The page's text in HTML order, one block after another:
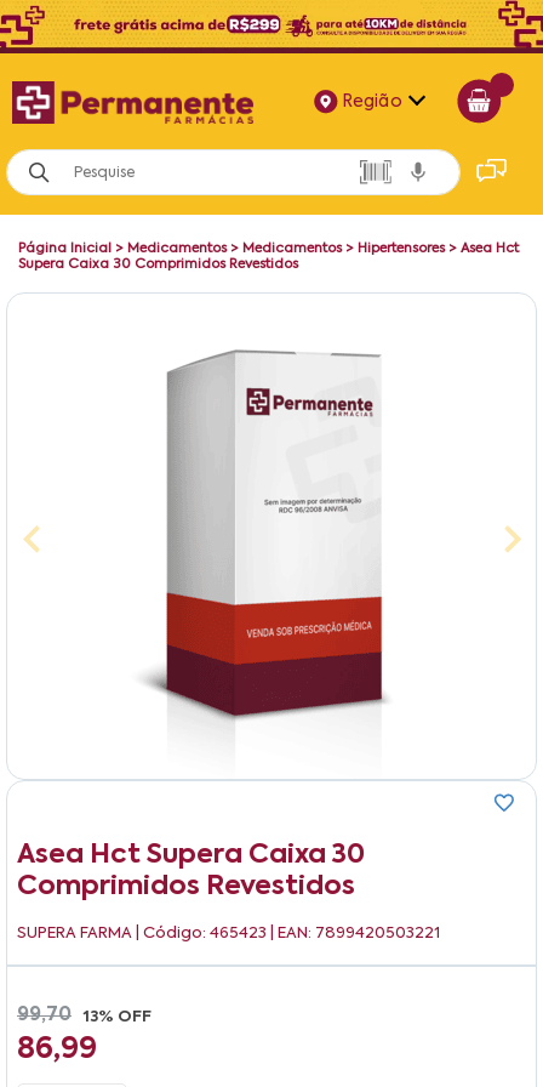
Região
Alagoas
Bahia
Página Inicial > Medicamentos> Medicamentos> Hipertensores> Asea Hct
Supera Caixa 30 Comprimidos Revestidos
Asea Hct Supera Caixa 30
Comprimidos Revestidos
SUPERA FARMA | Código: 465423 | EAN: 7899420503221
99,70 13% OFF
86,99